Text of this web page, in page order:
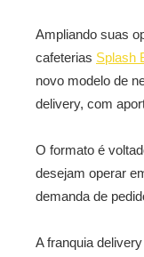
Ampliando suas
cafeterias Splash
novo modelo de
delivery, com
O formato é
desejam operar
demanda de
A franquia